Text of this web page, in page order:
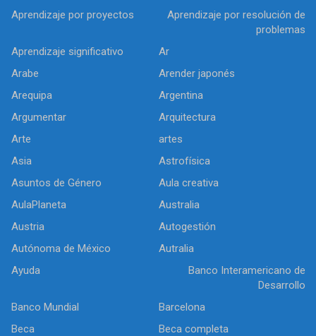
Aprendizaje por proyectos
Aprendizaje por resolución de
problemas
Aprendizaje significativo
Ar
Arabe
Arender japonés
Arequipa
Argentina
Argumentar
Arquitectura
Arte
artes
Asia
Astrofísica
Asuntos de Género
Aula creativa
AulaPlaneta
Australia
Austria
Autogestión
Autónoma de México
Autralia
Ayuda
Banco Interamericano de
Desarrollo
Banco Mundial
Barcelona
Beca
Beca completa